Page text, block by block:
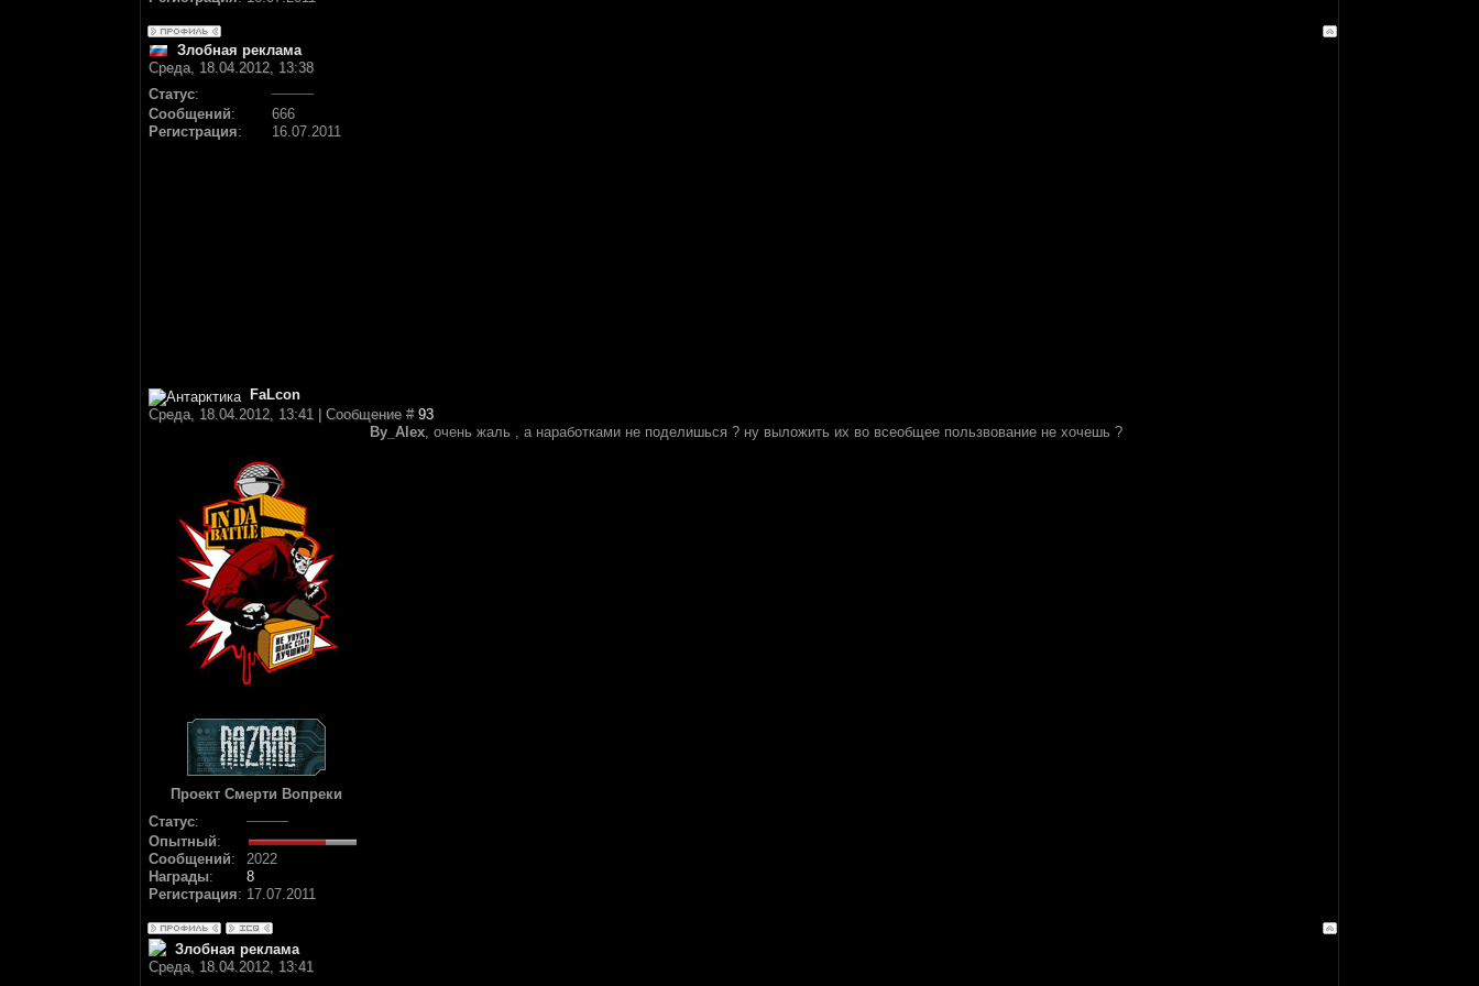
Злобная реклама
Среда, 18.04.2012, 13:38
Статус:
Сообщений:
666
Регистрация: 16.07.2011
FaLcon
Среда, 18.04.2012, 13:41 | Сообщение # 93
Проект Смерти Вопреки
Статус:
Опытный:
Сообщений:
2022
Награды:
8
Регистрация: 17.07.2011
By_Alex, очень жаль , а наработками не поделишься ? ну выложить их во всеобщее пользвование не хочешь ?
Злобная реклама
Среда, 18.04.2012, 13:41